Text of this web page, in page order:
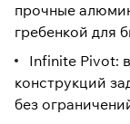
прочные
гребенкой для
Infinite Pivot:
конструкций
без